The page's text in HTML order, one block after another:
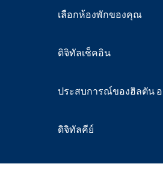
เลือกห้องพักของคุณ
ดิจิทัลเช็คอิน
ประสบการณ์ของฮิลตัน
ดิจิทัลคีย์